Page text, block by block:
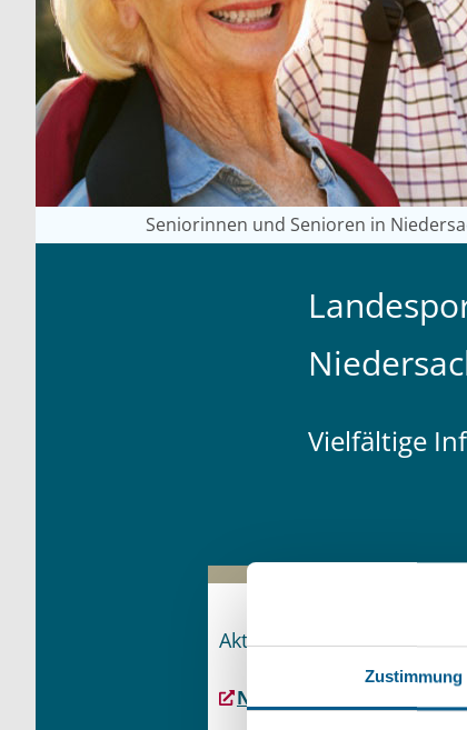
Zustimmung
Seniorinnen und Senioren in
Vielfältige
Aktuelles
Neues für Seniorinnen